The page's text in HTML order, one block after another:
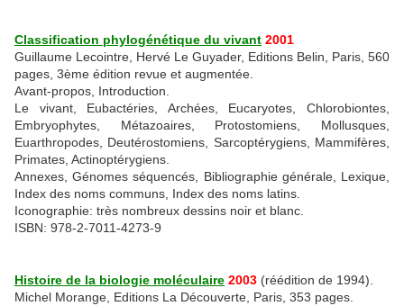
Classification phylogénétique du vivant 2001
Guillaume Lecointre, Hervé Le Guyader, Editions Belin, Paris, 560
pages, 3ème édition revue et augmentée.
Avant-propos, Introduction.
Le vivant, Eubactéries, Archées, Eucaryotes, Chlorobiontes,
Embryophytes, Métazoaires, Protostomiens, Mollusques,
Euarthropodes, Deutérostomiens, Sarcoptérygiens, Mammifères,
Primates, Actinoptérygiens.
Annexes, Génomes séquencés, Bibliographie générale, Lexique,
Index des noms communs, Index des noms latins.
Iconographie: très nombreux dessins noir et blanc.
ISBN: 978-2-7011-4273-9
Histoire de la biologie moléculaire 2003 (réédition de 1994).
Michel Morange, Editions La Découverte, Paris, 353 pages.